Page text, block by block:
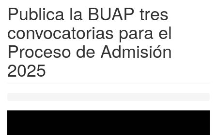
Publica la BUAP tres
convocatorias para el
Proceso de Admisión
2025